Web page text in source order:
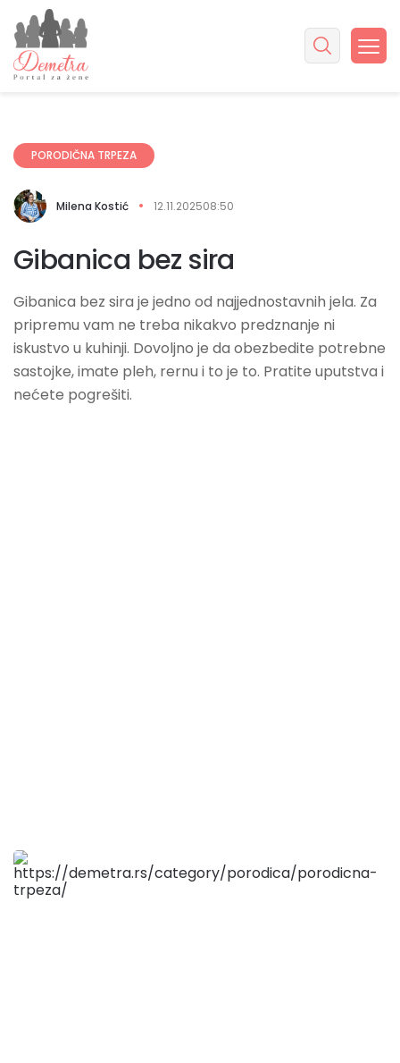
PORODIČNA TRPEZA
Milena Kostić 12.11.202508:50
Gibanica bez sira
Gibanica bez sira je jedno od najjednostavnih jela. Za
pripremu vam ne treba nikakvo predznanje ni
iskustvo u kuhinji. Dovoljno je da obezbedite potrebne
sastojke, imate pleh, rernu i to je to. Pratite uputstva i
nećete pogrešiti.